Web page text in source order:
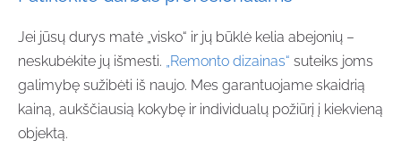
Jei jūsų durys matė „visko“ ir jų būklė kelia abejonių –
neskubėkite jų išmesti. „Remonto dizainas“ suteiks joms
galimybę sužibėti iš naujo. Mes garantuojame skaidrią
kainą, aukščiausią kokybę ir individualų požiūrį į kiekvieną
objektą.